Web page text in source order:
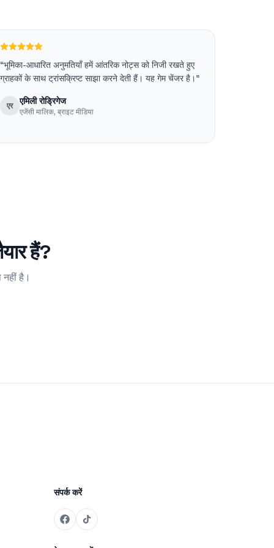
“भूमिका-आधारित अनुमतियाँ हमें आंतरिक नोट्स को निजी रखते हुए
ग्राहकों के साथ ट्रांसक्रिप्ट साझा करने देती हैं। यह गेम चेंजर है।”
एर एमिली रोड्रिगेज
एजेंसी मालिक, ब्राइट मीडिया
हैं?
है।
संपर्क करें